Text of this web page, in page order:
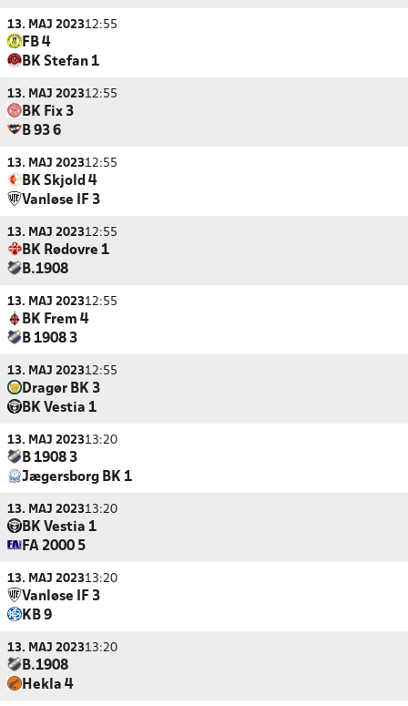
13. MAJ 202312:55
FB 4
BK Stefan 1
13. MAJ 202312:55
BK Fix 3
B 93 6
13. MAJ 202312:55
BK Skjold 4
Vanløse IF 3
13. MAJ 202312:55
BK Rødovre 1
B.1908
13. MAJ 202312:55
BK Frem 4
B 1908 3
13. MAJ 202312:55
Dragør BK 3
BK Vestia 1
13. MAJ 202313:20
B 1908 3
Jægersborg BK 1
13. MAJ 202313:20
BK Vestia 1
FA 2000 5
13. MAJ 202313:20
Vanløse IF 3
KB 9
13. MAJ 202313:20
B.1908
Hekla 4